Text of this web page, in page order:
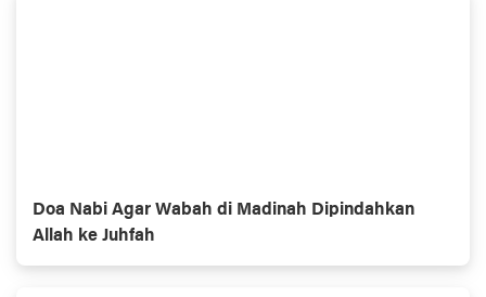
Doa Nabi Agar Wabah di Madinah Dipindahkan
Allah ke Juhfah